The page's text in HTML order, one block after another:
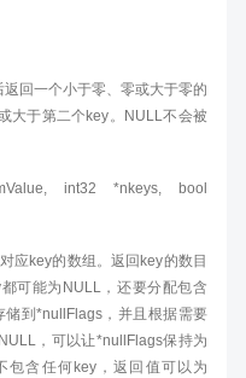
回一个小于零、零或大于零的
大于第二个key。NULL不会被
int32 *nkeys, bool
应key的数组。返回key的数目
可能为NULL，还要分配包含
到*nullFlags，并且根据需要
，可以让*nullFlags保持为
包含任何key，返回值可以为